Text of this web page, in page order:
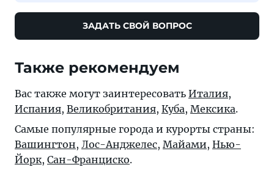
ЗАДАТЬ СВОЙ ВОПРОС
Также рекомендуем
Вас также могут заинтересовать Италия,
Испания, Великобритания, Куба, Мексика.
Самые популярные города и курорты страны:
Вашингтон, Лос-Анджелес, Майами, Нью-
Йорк, Сан-Франциско.